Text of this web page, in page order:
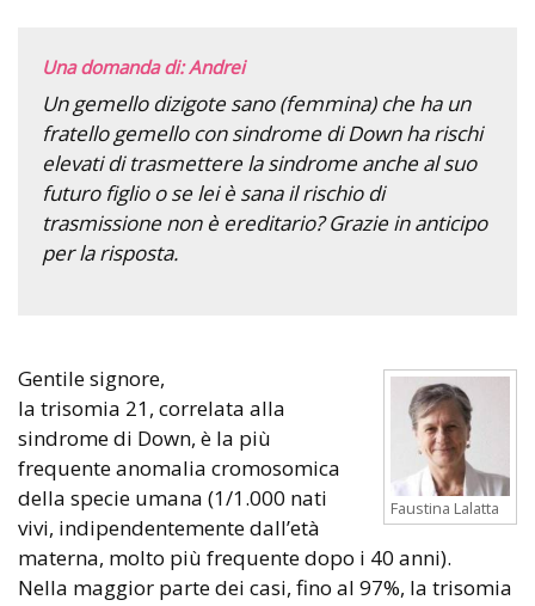
Una domanda di: Andrei
Un gemello dizigote sano (femmina) che ha un
fratello gemello con sindrome di Down ha rischi
elevati di trasmettere la sindrome anche al suo
futuro figlio o se lei è sana il rischio di
trasmissione non è ereditario? Grazie in anticipo
per la risposta.
Faustina Lalatta
Gentile signore,
la trisomia 21, correlata alla
sindrome di Down, è la più
frequente anomalia cromosomica
della specie umana (1/1.000 nati
vivi, indipendentemente dall’età
materna, molto più frequente dopo i 40 anni).
Nella maggior parte dei casi, fino al 97%, la trisomia